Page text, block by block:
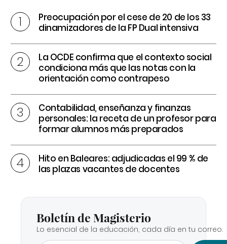
Preocupación por el cese de 20 de los 33
dinamizadores de la FP Dual intensiva
La OCDE confirma que el contexto social
condiciona más que las notas con la
orientación como contrapeso
Contabilidad, enseñanza y finanzas
personales: la receta de un profesor para
formar alumnos más preparados
Hito en Baleares: adjudicadas el 99 % de
las plazas vacantes de docentes
Boletín de Magisterio
Lo esencial de la educación, cada día en tu correo.